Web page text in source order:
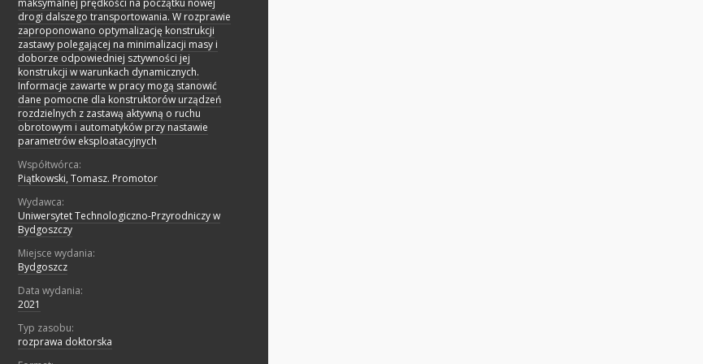
maksymalnej prędkości na początku nowej
drogi dalszego transportowania. W rozprawie
zaproponowano optymalizację konstrukcji
zastawy polegającej na minimalizacji masy i
doborze odpowiedniej sztywności jej
konstrukcji w warunkach dynamicznych.
Informacje zawarte w pracy mogą stanowić
dane pomocne dla konstruktorów urządzeń
rozdzielnych z zastawą aktywną o ruchu
obrotowym i automatyków przy nastawie
parametrów eksploatacyjnych
Współtwórca:
Piątkowski, Tomasz. Promotor
Wydawca:
Uniwersytet Technologiczno-Przyrodniczy w
Bydgoszczy
Miejsce wydania:
Bydgoszcz
Data wydania:
2021
Typ zasobu:
rozprawa doktorska